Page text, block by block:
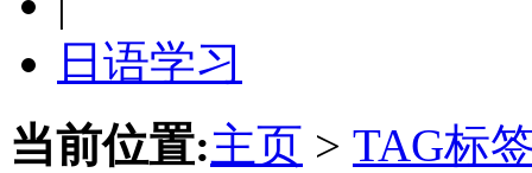
日语学习
当前位置:主页 > TAG标